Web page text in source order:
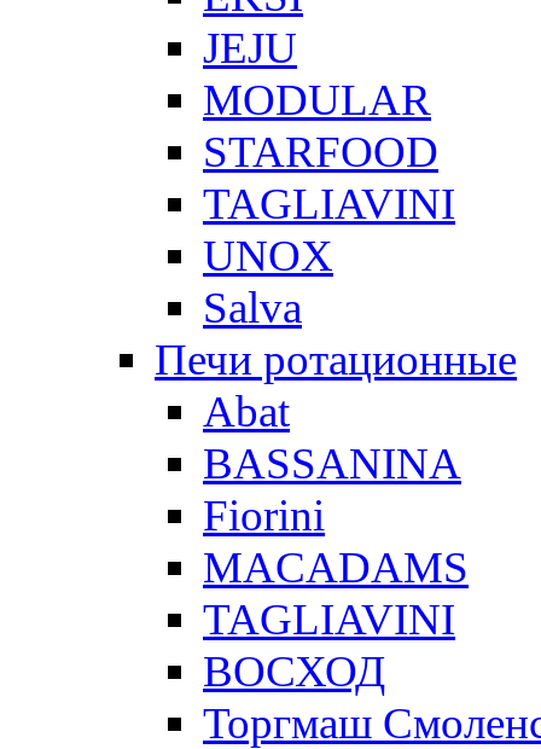
JEJU
MODULAR
STARFOOD
TAGLIAVINI
UNOX
Salva
Печи ротационные
Abat
BASSANINA
Fiorini
MACADAMS
TAGLIAVINI
ВОСХОД
Торгмаш